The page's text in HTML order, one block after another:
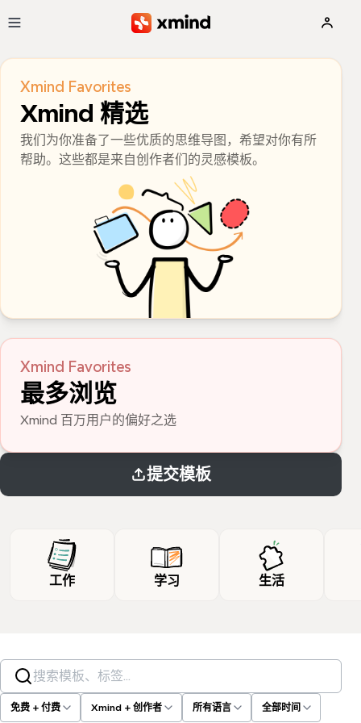
Xmind Favorites
Xmind 精选
我们为你准备了一些优质的思维导图，希望对你有所
帮助。这些都是来自创作者们的灵感模板。
Xmind Favorites
最多浏览
Xmind 百万用户的偏好之选
提交模板
工作 学习 生活
免费 + 付费 Xmind + 创作者 所有语言 全部时间
搜索模板、标签…